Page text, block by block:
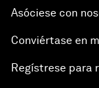
Asóciese con
Conviértase en
Regístrese para